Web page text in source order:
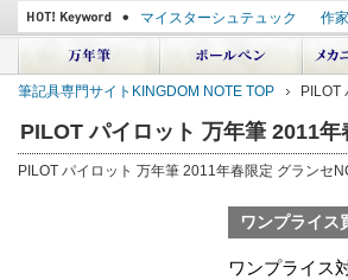
マイスターシュテュック 作
スーベレーン
PILOT 蒔絵
中屋万年筆
プラチナ 出雲 キングダムノート別注
筆記具専門サイトKINGDOM NOTE TOP PILOT
PILOT パイロット 万年筆 2011
PILOT パイロット 万年筆 2011年春限定 グランセ
ワンプライス
ワンプライス